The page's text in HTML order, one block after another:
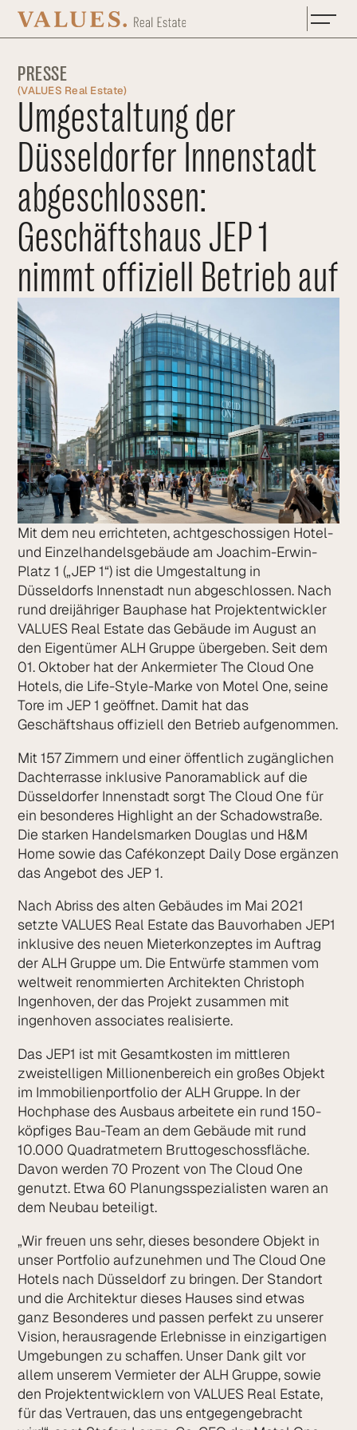
Zum Hauptinhalt springen
(VALUES Real Estate)
PRESSE
Umgestaltung der
Düsseldorfer Innenstadt
abgeschlossen:
Geschäftshaus JEP 1
nimmt offiziell Betrieb auf
Mit dem neu errichteten, achtgeschossigen Hotel-
und Einzelhandelsgebäude am Joachim-Erwin-
Platz 1 („JEP 1“) ist die Umgestaltung in
Düsseldorfs Innenstadt nun abgeschlossen. Nach
rund dreijähriger Bauphase hat Projektentwickler
VALUES Real Estate das Gebäude im August an
den Eigentümer ALH Gruppe übergeben. Seit dem
01. Oktober hat der Ankermieter The Cloud One
Hotels, die Life-Style-Marke von Motel One, seine
Tore im JEP 1 geöffnet. Damit hat das
Geschäftshaus offiziell den Betrieb aufgenommen.
Mit 157 Zimmern und einer öffentlich zugänglichen
Dachterrasse inklusive Panoramablick auf die
Düsseldorfer Innenstadt sorgt The Cloud One für
ein besonderes Highlight an der Schadowstraße.
Die starken Handelsmarken Douglas und H&M
Home sowie das Cafékonzept Daily Dose ergänzen
das Angebot des JEP 1.
Nach Abriss des alten Gebäudes im Mai 2021
setzte VALUES Real Estate das Bauvorhaben JEP1
inklusive des neuen Mieterkonzeptes im Auftrag
der ALH Gruppe um. Die Entwürfe stammen vom
weltweit renommierten Architekten Christoph
Ingenhoven, der das Projekt zusammen mit
ingenhoven associates realisierte.
Das JEP1 ist mit Gesamtkosten im mittleren
zweistelligen Millionenbereich ein großes Objekt
im Immobilienportfolio der ALH Gruppe. In der
Hochphase des Ausbaus arbeitete ein rund 150-
köpfiges Bau-Team an dem Gebäude mit rund
10.000 Quadratmetern Bruttogeschossfläche.
Davon werden 70 Prozent von The Cloud One
genutzt. Etwa 60 Planungsspezialisten waren an
dem Neubau beteiligt.
„Wir freuen uns sehr, dieses besondere Objekt in
unser Portfolio aufzunehmen und The Cloud One
Hotels nach Düsseldorf zu bringen. Der Standort
und die Architektur dieses Hauses sind etwas
ganz Besonderes und passen perfekt zu unserer
Vision, herausragende Erlebnisse in einzigartigen
Umgebungen zu schaffen. Unser Dank gilt vor
allem unserem Vermieter der ALH Gruppe, sowie
den Projektentwicklern von VALUES Real Estate,
für das Vertrauen, das uns entgegengebracht